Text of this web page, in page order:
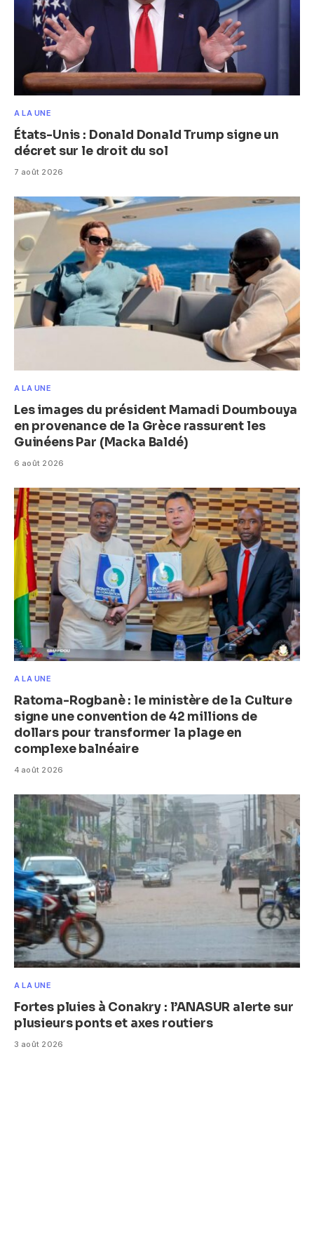
A LA UNE
États-Unis : Donald Donald Trump signe un
décret sur le droit du sol
7 août 2026
A LA UNE
Les images du président Mamadi Doumbouya
en provenance de la Grèce rassurent les
Guinéens Par (Macka Baldé)
6 août 2026
A LA UNE
Ratoma-Rogbanè : le ministère de la Culture
signe une convention de 42 millions de
dollars pour transformer la plage en
complexe balnéaire
4 août 2026
A LA UNE
Fortes pluies à Conakry : l’ANASUR alerte sur
plusieurs ponts et axes routiers
3 août 2026